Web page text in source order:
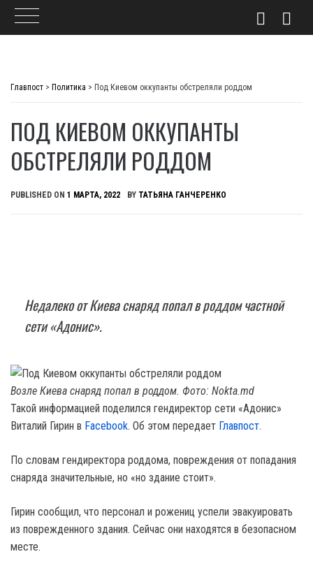
Главпост > Политика > Под Киевом оккупанты обстреляли роддом
ПОД КИЕВОМ ОККУПАНТЫ
ОБСТРЕЛЯЛИ РОДДОМ
PUBLISHED ON 1 МАРТА, 2022 BY ТАТЬЯНА ГАНЧЕРЕНКО
Недалеко от Киева снаряд попал в роддом частной
сети «Адонис».
Возле Киева снаряд попал в роддом. Фото: Nokta.md
Такой информацией поделился гендиректор сети «Адонис»
Виталий Гирин в Facebook. Об этом передает Главпост.
По словам гендиректора роддома, повреждения от попадания
снаряда значительные, но «но здание стоит».
Гирин сообщил, что персонал и рожениц успели эвакуировать
из поврежденного здания. Сейчас они находятся в безопасном
месте.